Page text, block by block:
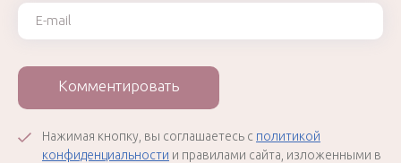
Ваш e-mail
Комментировать
Нажимая кнопку, вы соглашаетесь с политикой
конфиденциальности и правилами сайта, изложенными в